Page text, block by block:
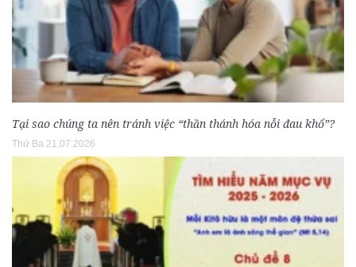
Tại sao chúng ta nên tránh việc “thần thánh hóa nỗi đau khổ”?
Thứ Ba 21.07.2026